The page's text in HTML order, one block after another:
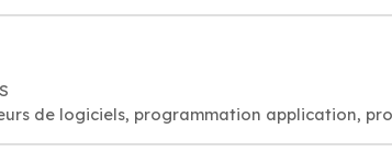
de logiciels, programmation application,